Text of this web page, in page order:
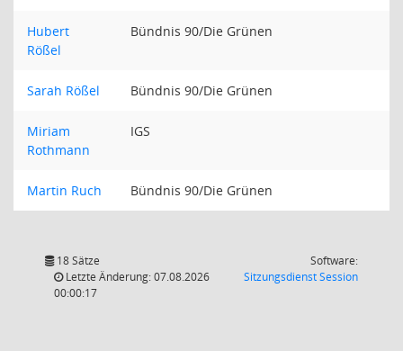
Hubert
Rößel
Bündnis 90/Die Grünen
Sarah Rößel Bündnis 90/Die Grünen
Miriam
Rothmann
IGS
Martin Ruch Bündnis 90/Die Grünen
18 Sätze
Letzte Änderung: 07.08.2026
00:00:17
Software:
SitzungsdienstSession(Wird in